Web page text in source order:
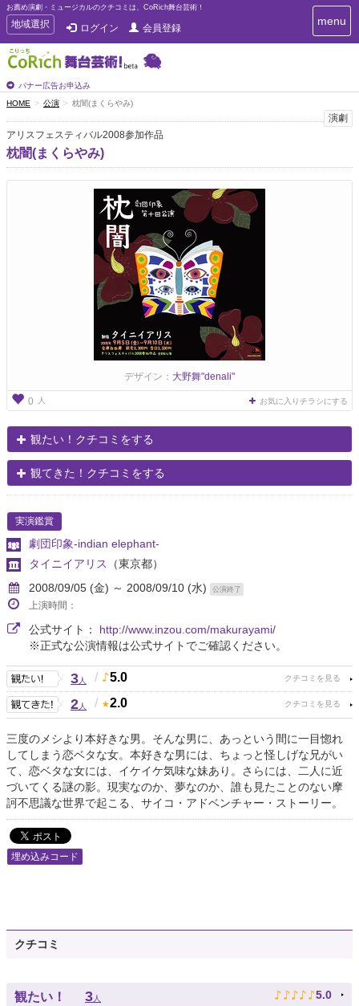
お薦め演劇・ミュージカルのクチコミは、CoRich舞台芸術！
T
o
g
g
e
n
a
v
i
g
地域選択 ログイン 会員登録
バナー広告お申込み
T
o
i
g
menu
HOME 公演 枕闇(まくらやみ)
演劇
アリスフェスティバル2008参加作品
枕闇(まくらやみ)
デザイン： 大野舞"denali"
0 人 お気に入りチラシにする
観たい！クチコミをする
観てきた！クチコミをする
実演鑑賞
劇団印象-indian elephant-
タイニイアリス
（東京都）
2008/09/05 (金) ～ 2008/09/10 (水)
公演終了
上演時間：
公式サイト： http://www.inzou.com/makurayami/
※正式な公演情報は公式サイトでご確認ください。
3人 / 5.0
2人 / 2.0
三度のメシより本好きな男。そんな男に、あっという間に一目惚れ
してしまう恋ベタな女。本好きな男には、ちょっと怪しげな兄がい
て、恋ベタな女には、イケイケ気味な妹あり。さらには、二人に近
づいてくる謎の影。現実なのか、夢なのか、誰も見たことのない摩
訶不思議な世界で起こる、サイコ・アドベンチャー・ストーリー。
埋め込みコード
クチコミ
観たい！ 3人 ♪ ♪ ♪ ♪ ♪ 5.0